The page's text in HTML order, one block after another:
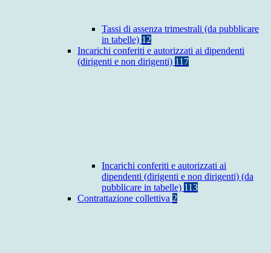
Tassi di assenza trimestrali (da pubblicare
in tabelle) 12
Incarichi conferiti e autorizzati ai dipendenti
(dirigenti e non dirigenti) 117
Incarichi conferiti e autorizzati ai
dipendenti (dirigenti e non dirigenti) (da
pubblicare in tabelle) 113
Contrattazione collettiva 2